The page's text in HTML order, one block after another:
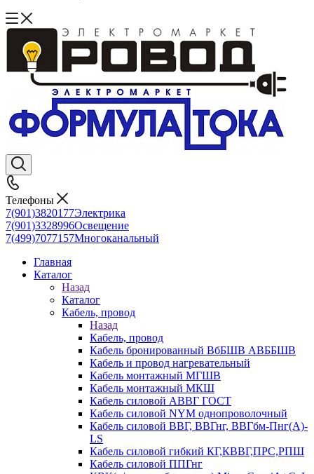
Телефоны
7(901)3820177Электрика
7(901)3328996Освещение
7(499)7077157Многоканальный
Главная
Каталог
Назад
Каталог
Кабель, провод
Назад
Кабель, провод
Кабель бронированный ВбБШВ АВББШВ
Кабель и провод нагревательный
Кабель монтажный МГШВ
Кабель монтажный МКШ
Кабель силовой АВВГ ГОСТ
Кабель силовой NYM однопроволочный
Кабель силовой ВВГ, ВВГнг, ВВГбм-Пнг(А)-
LS
Кабель силовой гибкий КГ,КВВГ,ПРС,РПШ
Кабель силовой ППГнг